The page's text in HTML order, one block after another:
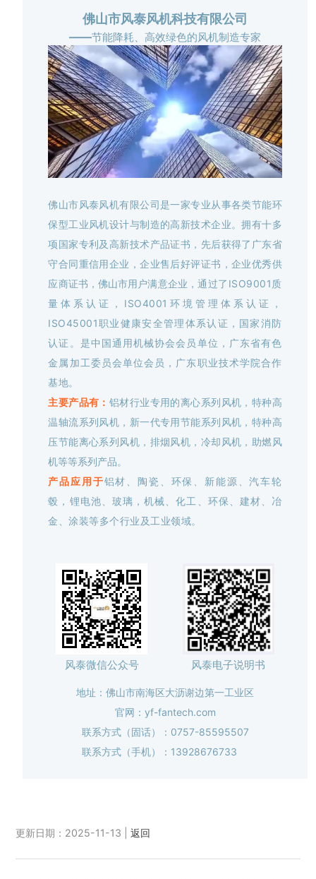
佛山市风泰风机科技有限公司
——节能降耗、高效绿色的风机制造专家
佛山市风泰风机有限公司是一家专业从事各类节能环
保型工业风机设计与制造的高新技术企业。拥有十多
项国家专利及高新技术产品证书，先后获得了广东省
守合同重信用企业，企业售后好评证书，企业优秀供
应商证书，佛山市用户满意企业， 通过了ISO9001质
量体系认证，ISO4001环境管理体系认证，
ISO45001职业健康安全管理体系认证，国家消防
认证。 是中国通用机械协会会员单位，广东省有色
金属加工委员会单位会员，广东职业技术学院合作
基地。
主要产品有： 铝材行业专用的离心系列风机，特种高
温轴流系列风机，新一代专用节能系列风机，特种高
压节能离心系列风机，排烟风机，冷却风机，助燃风
机等等系列产品。
产品应用于铝材、陶瓷、环保、新能源、汽车轮
毂，锂电池、玻璃，机械、化工、环保、建材、冶
金、涂装等多个行业及工业领域。
风泰微信公众号 风泰电子说明书
地址：佛山市南海区大沥谢边第一工业区
官网：yf-fantech.com
联系方式（固话）：0757-85595507
联系方式（手机）：13928676733
更新日期：2025-11-13 |返回